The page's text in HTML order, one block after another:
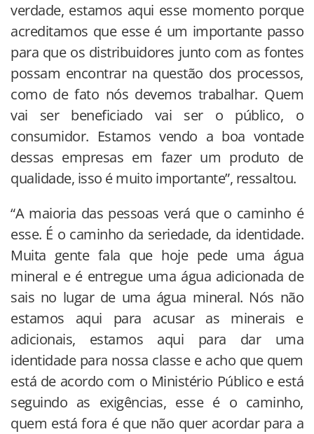
verdade, estamos aqui esse momento porque
acreditamos que esse é um importante passo
para que os distribuidores junto com as fontes
possam encontrar na questão dos processos,
como de fato nós devemos trabalhar. Quem
vai ser beneficiado vai ser o público, o
consumidor. Estamos vendo a boa vontade
dessas empresas em fazer um produto de
qualidade, isso é muito importante”, ressaltou.
“A maioria das pessoas verá que o caminho é
esse. É o caminho da seriedade, da identidade.
Muita gente fala que hoje pede uma água
mineral e é entregue uma água adicionada de
sais no lugar de uma água mineral. Nós não
estamos aqui para acusar as minerais e
adicionais, estamos aqui para dar uma
identidade para nossa classe e acho que quem
está de acordo com o Ministério Público e está
seguindo as exigências, esse é o caminho,
quem está fora é que não quer acordar para a